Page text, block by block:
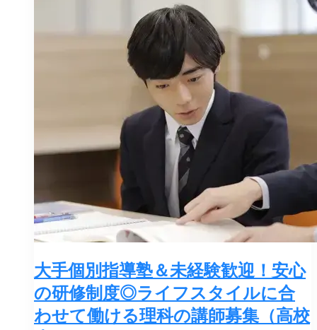
大手個別指導塾＆未経験歓迎！安心
の研修制度◎ライフスタイルに合
わせて働ける理科の講師募集（高校